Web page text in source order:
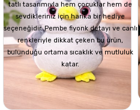
tatlı tasarımıyla hem çocuklar hem de
sevdikleriniz için harika bir hediye
seçeneğidir. Pembe fiyonk detayı ve canlı
renkleriyle dikkat çeken bu ürün,
bulunduğu ortama sıcaklık ve mutluluk
katar.